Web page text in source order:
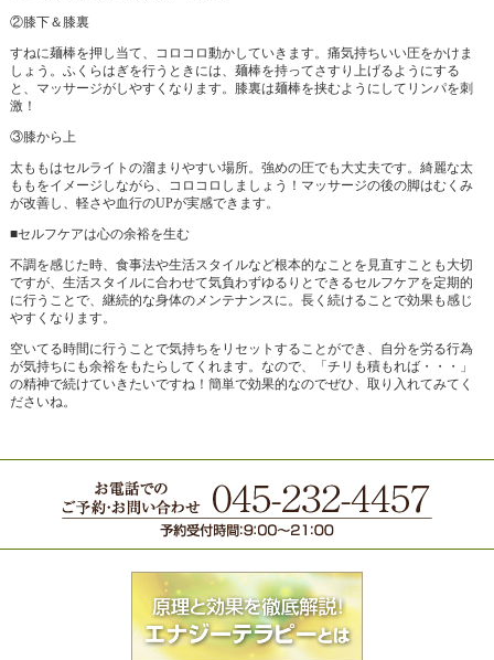
②膝下＆膝裏
すねに麺棒を押し当て、コロコロ動かしていきます。痛気持ちいい圧をかけま
しょう。ふくらはぎを行うときには、麺棒を持ってさすり上げるようにする
と、マッサージがしやすくなります。膝裏は麺棒を挟むようにしてリンパを刺
激！
③膝から上
太ももはセルライトの溜まりやすい場所。強めの圧でも大丈夫です。綺麗な太
ももをイメージしながら、コロコロしましょう！マッサージの後の脚はむくみ
が改善し、軽さや血行のUPが実感できます。
■セルフケアは心の余裕を生む
不調を感じた時、食事法や生活スタイルなど根本的なことを見直すことも大切
ですが、生活スタイルに合わせて気負わずゆるりとできるセルフケアを定期的
に行うことで、継続的な身体のメンテナンスに。長く続けることで効果も感じ
やすくなります。
空いてる時間に行うことで気持ちをリセットすることができ、自分を労る行為
が気持ちにも余裕をもたらしてくれます。なので、「チリも積もれば・・・」
の精神で続けていきたいですね！簡単で効果的なのでぜひ、取り入れてみてく
ださいね。